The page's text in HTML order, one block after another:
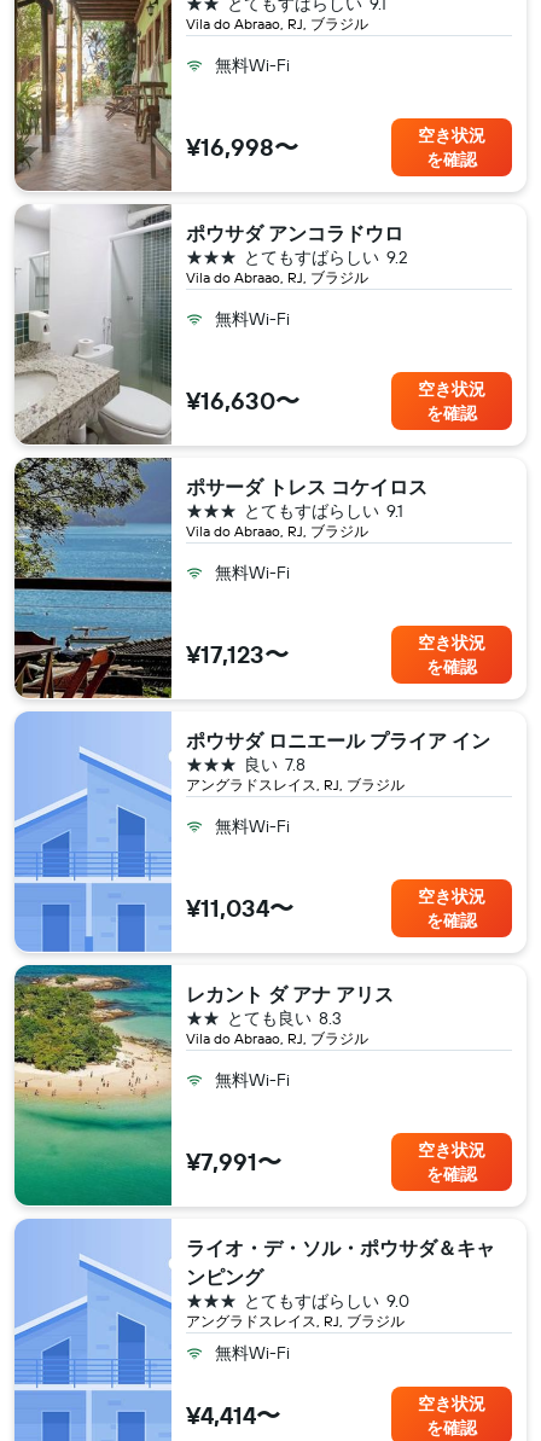
Vila do Abraao, RJ, ブラジル
無料Wi-Fi
¥16,998〜
空き状況
を確認
ポウサダ アンコラドウロ
Vila do Abraao, RJ, ブラジル
9.2
とてもすばらしい
3つ星
無料Wi-Fi
¥16,630〜
空き状況
を確認
ポサーダ トレス コケイロス
Vila do Abraao, RJ, ブラジル
9.1
とてもすばらしい
3つ星
無料Wi-Fi
¥17,123〜
空き状況
を確認
ポウサダ ロニエール プライア イン
アングラドスレイス, RJ, ブラジル
7.8
良い
3つ星
無料Wi-Fi
¥11,034〜
空き状況
を確認
レカント ダ アナ アリス
Vila do Abraao, RJ, ブラジル
8.3
とても良い
2つ星
無料Wi-Fi
¥7,991〜
空き状況
を確認
ライオ・デ・ソル・ポウサダ＆キャ
ンピング
アングラドスレイス, RJ, ブラジル
9.0
とてもすばらしい
3つ星
無料Wi-Fi
¥4,414〜
空き状況
を確認